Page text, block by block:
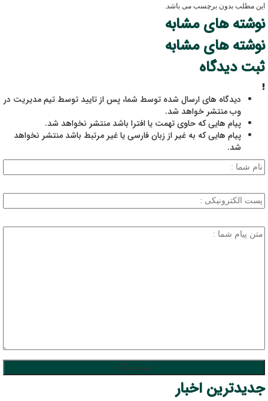
این مطلب بدون برچسب می باشد.
نوشته های مشابه
نوشته های مشابه
ثبت دیدگاه
دیدگاه های ارسال شده توسط شما، پس از تایید توسط تیم مدیریت در
وب منتشر خواهد شد.
پیام هایی که حاوی تهمت یا افترا باشد منتشر نخواهد شد.
پیام هایی که به غیر از زبان فارسی یا غیر مرتبط باشد منتشر نخواهد
شد.
جدیدترین اخبار